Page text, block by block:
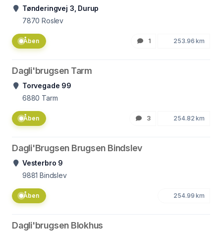
Tønderingvej 3, Durup
7870 Roslev
Åben 1 253.96 km
Dagli'brugsen Tarm
Torvegade 99
6880 Tarm
Åben 3 254.82 km
Dagli'Brugsen Brugsen Bindslev
Vesterbro 9
9881 Bindslev
Åben 254.99 km
Dagli'brugsen Blokhus